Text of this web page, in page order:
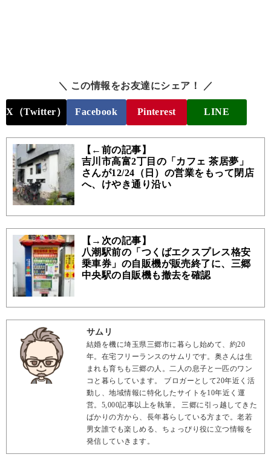
＼ この情報をお友達にシェア！ ／
X（Twitter） Facebook Pinterest LINE
【←前の記事】
吉川市高富2丁目の「カフェ 茶居夢」
さんが12/24（日）の営業をもって閉店
へ、けやき通り沿い
【→次の記事】
八潮駅前の「つくばエクスプレス格安
乗車券」の自販機が販売終了に、三郷
中央駅の自販機も撤去を確認
サムリ
結婚を機に埼玉県三郷市に暮らし始めて、約20
年。在宅フリーランスのサムリです。奥さんは生
まれも育ちも三郷の人。二人の息子と一匹のワン
コと暮らしています。 ブロガーとして20年近く活
動し、地域情報に特化したサイトを10年近く運
営。5,000記事以上を執筆。 三郷に引っ越してきた
ばかりの方から、長年暮らしている方まで。老若
男女誰でも楽しめる、ちょっぴり役に立つ情報を
発信していきます。